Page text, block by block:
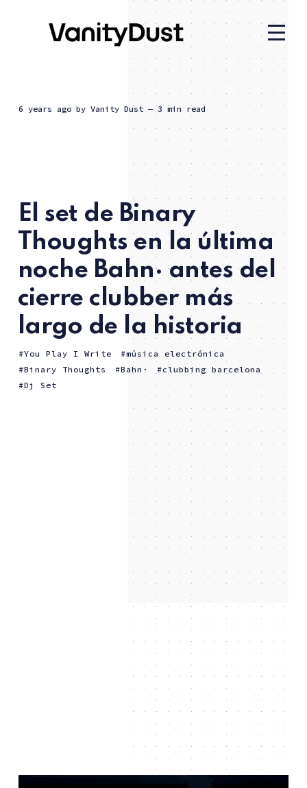
6 years agoby Vanity Dust — 3 min read
El set de Binary
Thoughts en la última
noche Bahn· antes del
cierre clubber más
largo de la historia
You Play I Write
música electrónica
Binary Thoughts
Bahn·
clubbing barcelona
Dj Set